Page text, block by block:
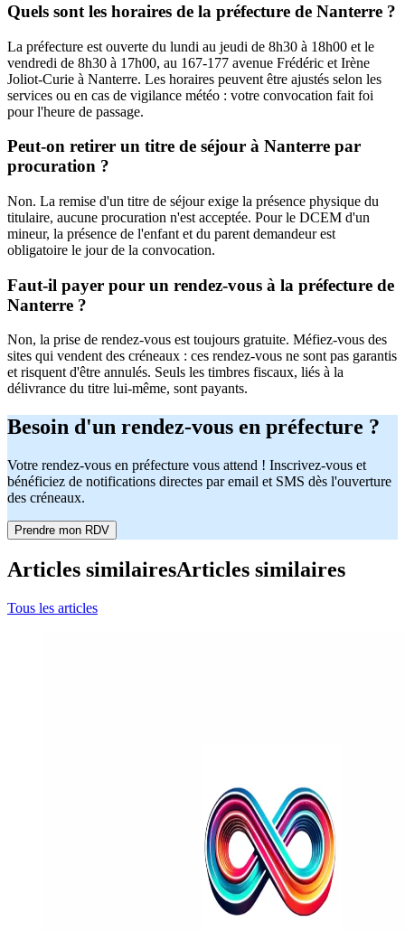
Quels sont les horaires de la préfecture de Nanterre ?
La préfecture est ouverte du lundi au jeudi de 8h30 à 18h00 et le
vendredi de 8h30 à 17h00, au 167-177 avenue Frédéric et Irène
Joliot-Curie à Nanterre. Les horaires peuvent être ajustés selon les
services ou en cas de vigilance météo : votre convocation fait foi
pour l'heure de passage.
Peut-on retirer un titre de séjour à Nanterre par
procuration ?
Non. La remise d'un titre de séjour exige la présence physique du
titulaire, aucune procuration n'est acceptée. Pour le DCEM d'un
mineur, la présence de l'enfant et du parent demandeur est
obligatoire le jour de la convocation.
Faut-il payer pour un rendez-vous à la préfecture de
Nanterre ?
Non, la prise de rendez-vous est toujours gratuite. Méfiez-vous des
sites qui vendent des créneaux : ces rendez-vous ne sont pas garantis
et risquent d'être annulés. Seuls les timbres fiscaux, liés à la
délivrance du titre lui-même, sont payants.
Besoin d'un rendez-vous en préfecture ?
Votre rendez-vous en préfecture vous attend ! Inscrivez-vous et
bénéficiez de notifications directes par email et SMS dès l'ouverture
des créneaux.
Prendre mon RDV
Articles similairesArticles similaires
Tous les articles